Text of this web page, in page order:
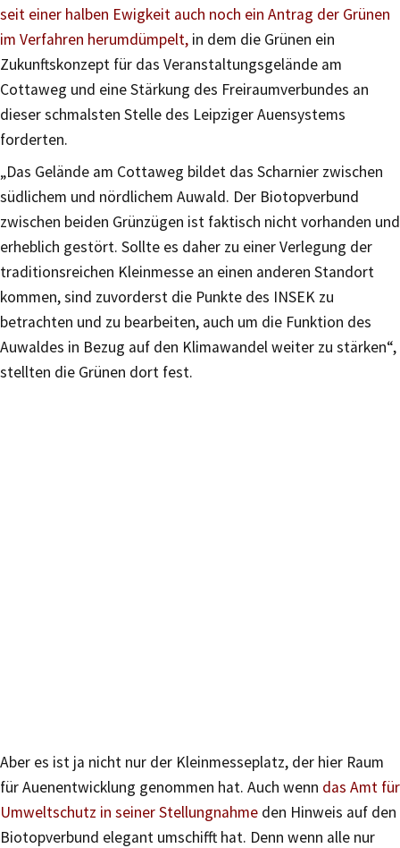
seit einer halben Ewigkeit auch noch ein Antrag der Grünen
im Verfahren herumdümpelt, in dem die Grünen ein
Zukunftskonzept für das Veranstaltungsgelände am
Cottaweg und eine Stärkung des Freiraumverbundes an
dieser schmalsten Stelle des Leipziger Auensystems
forderten.
„Das Gelände am Cottaweg bildet das Scharnier zwischen
südlichem und nördlichem Auwald. Der Biotopverbund
zwischen beiden Grünzügen ist faktisch nicht vorhanden und
erheblich gestört. Sollte es daher zu einer Verlegung der
traditionsreichen Kleinmesse an einen anderen Standort
kommen, sind zuvorderst die Punkte des INSEK zu
betrachten und zu bearbeiten, auch um die Funktion des
Auwaldes in Bezug auf den Klimawandel weiter zu stärken“,
stellten die Grünen dort fest.
Aber es ist ja nicht nur der Kleinmesseplatz, der hier Raum
für Auenentwicklung genommen hat. Auch wenn das Amt für
Umweltschutz in seiner Stellungnahme den Hinweis auf den
Biotopverbund elegant umschifft hat. Denn wenn alle nur